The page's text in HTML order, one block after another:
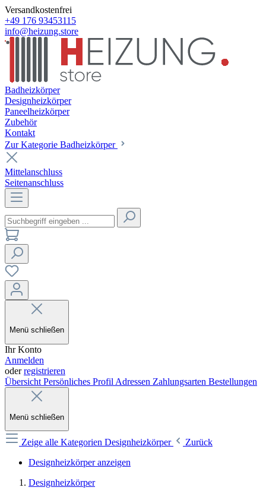
Versandkostenfrei
+49 176 93453115
info@heizung.store
Badheizkörper
Designheizkörper
Paneelheizkörper
Zubehör
Kontakt
Zur Kategorie Badheizkörper
Mittelanschluss
Seitenanschluss
Menü schließen
Ihr Konto
Anmelden
oderregistrieren
Übersicht Persönliches Profil Adressen Zahlungsarten Bestellungen
Menü schließen
Zeige alle Kategorien Designheizkörper
Zurück
Designheizkörper anzeigen
Designheizkörper